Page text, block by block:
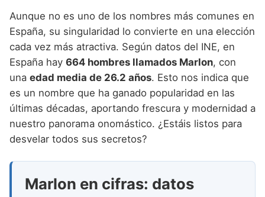
Nombres de niño que empiezan por N
Nombres de niño que empiezan por O
Nombres de niño que empiezan por P
Nombres de niño que empiezan por Q
Nombres de niño que empiezan por R
Nombres de niño que empiezan por S
Nombres de niño que empiezan por U
Nombres de Niño Navarros
Nombres de Niño Riojanos
Nombres de Niño Valencianos
Nombres de Niño Vascos
Nombres de Niño Judíos
Nombres de Niño Marroquíes
Nombres de Niño Portugueses
Nombres de Niño Rumanos
Nombres de Niño Rusos
Nombres de Niño Suecos
Aunque no es uno de los nombres más comunes en
España, su singularidad lo convierte en una elección
cada vez más atractiva. Según datos del INE, en
España hay 664 hombres llamados Marlon, con
una edad media de 26.2 años. Esto nos indica que
es un nombre que ha ganado popularidad en las
últimas décadas, aportando frescura y modernidad a
nuestro panorama onomástico. ¿Estáis listos para
desvelar todos sus secretos?
Marlon en cifras: datos